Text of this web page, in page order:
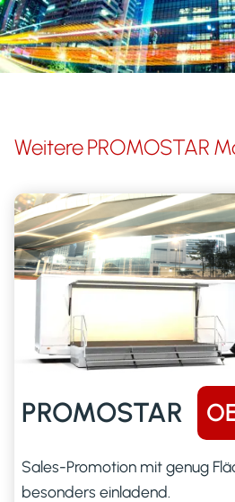
WeiterePROMOSTAR
PROMOSTAR
Sales-Promotion mit genug
besonders einladend.